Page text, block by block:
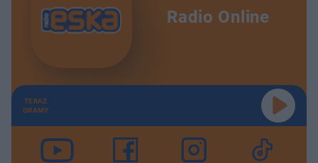
Radio Online
TERAZ
GRAMY